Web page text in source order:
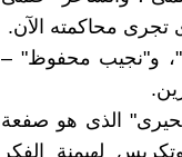
تجرى محاكمته الآن.
و"نجيب محفوظ" –
الذى هو صفعة
لهيمنة الفكر